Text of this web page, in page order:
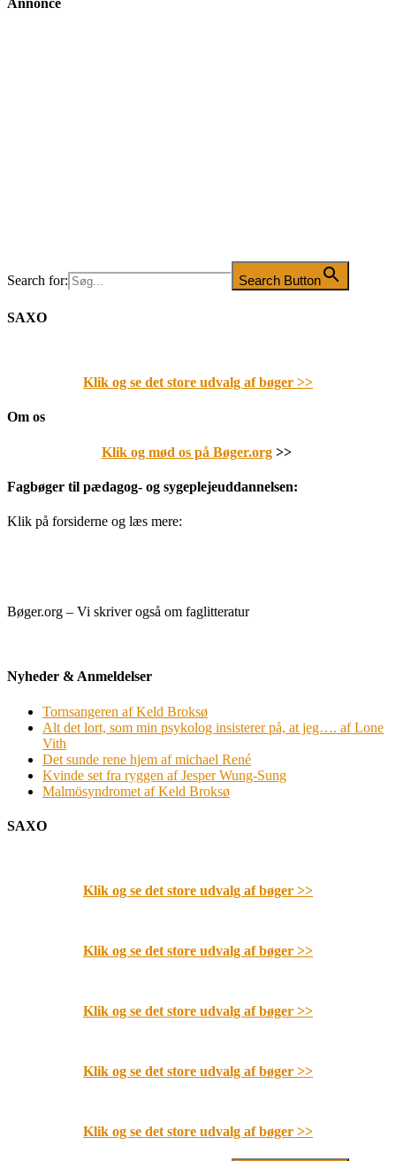
Annonce
Search for: Search Button
SAXO
Klik og se det store udvalg af bøger >>
Om os
Klik og mød os på Bøger.org>>
Fagbøger til pædagog- og sygeplejeuddannelsen:
Klik på forsiderne og læs mere:
Bøger.org – Vi skriver også om faglitteratur
Nyheder & Anmeldelser
Tornsangeren af Keld Broksø
Alt det lort, som min psykolog insisterer på, at jeg…. af Lone
Vith
Det sunde rene hjem af michael René
Kvinde set fra ryggen af Jesper Wung-Sung
Malmösyndromet af Keld Broksø
SAXO
Klik og se det store udvalg af bøger >>
Klik og se det store udvalg af bøger >>
Klik og se det store udvalg af bøger >>
Klik og se det store udvalg af bøger >>
Klik og se det store udvalg af bøger >>